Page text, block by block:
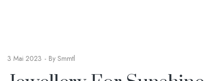
3 Mai 2023 By Smmtl